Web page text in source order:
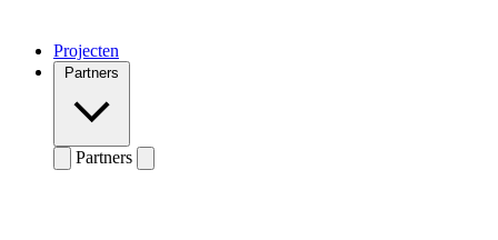
Projecten
Partners
Partners